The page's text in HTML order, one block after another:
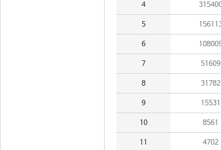
4
5
6
7 51609
8 31782
9 15531
10 8561
11 4702